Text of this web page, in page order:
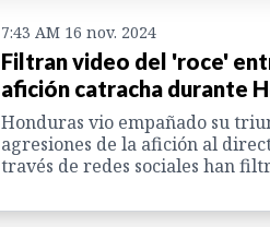
7:43 AM 16 nov. 2024
Filtran video del 'roce'
afición catracha durante
Honduras vio empañado su
agresiones de la afición al
través de redes sociales han